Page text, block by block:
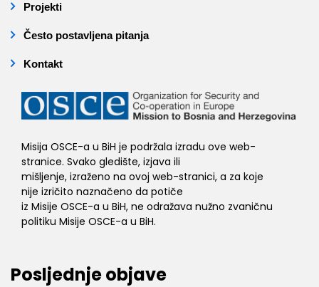
Projekti
Često postavljena pitanja
Kontakt
Misija OSCE-a u BiH je podržala izradu ove web-
stranice. Svako gledište, izjava ili
mišljenje, izraženo na ovoj web-stranici, a za koje
nije izričito naznačeno da potiče
iz Misije OSCE-a u BiH, ne odražava nužno zvaničnu
politiku Misije OSCE-a u BiH.
Posljednje objave